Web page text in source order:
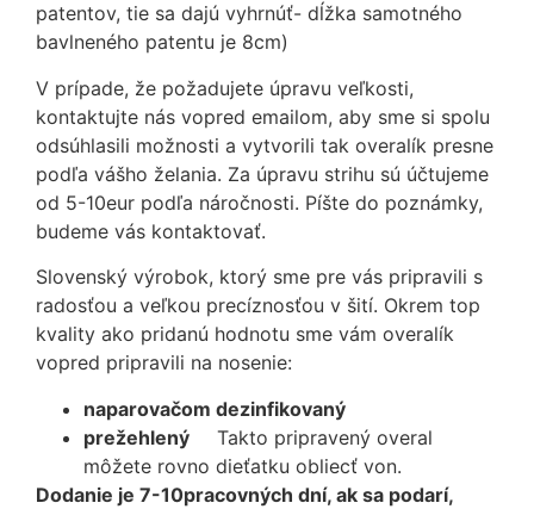
patentov, tie sa dajú vyhrnúť- dĺžka samotného
bavlneného patentu je 8cm)
V prípade, že požadujete úpravu veľkosti,
kontaktujte nás vopred emailom, aby sme si spolu
odsúhlasili možnosti a vytvorili tak overalík presne
podľa vášho želania. Za úpravu strihu sú účtujeme
od 5-10eur podľa náročnosti. Píšte do poznámky,
budeme vás kontaktovať.
Slovenský výrobok, ktorý sme pre vás pripravili s
radosťou a veľkou precíznosťou v šití. Okrem top
kvality ako pridanú hodnotu sme vám overalík
vopred pripravili na nosenie:
naparovačom dezinfikovaný
prežehlený
Takto pripravený overal
môžete rovno dieťatku obliecť von.
Dodanie je 7-10pracovných dní, ak sa podarí,